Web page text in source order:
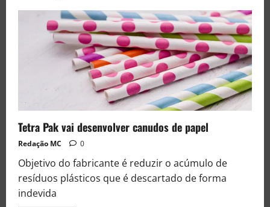
Tetra Pak vai desenvolver canudos de papel
Redação MC 0
Objetivo do fabricante é reduzir o acúmulo de
resíduos plásticos que é descartado de forma
indevida